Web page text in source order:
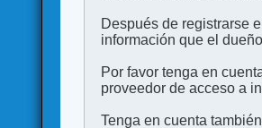
Después de registrarse
información que el
Por favor tenga en
proveedor de acceso a
Tenga en cuenta